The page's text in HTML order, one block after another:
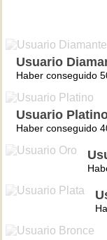
Usuario
Haber conseguido
Usuario
Haber conseguido